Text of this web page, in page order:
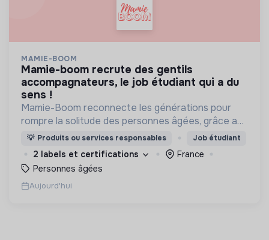
MAMIE-BOOM
mamie-boom recrute des gentils
accompagnateurs, le job étudiant qui a du
sens !
Mamie-Boom reconnecte les générations pour
rompre la solitude des personnes âgées, grâce aux
visites d'étudiants chaque semaine.
💡 Produits ou services responsables Job étudiant
2 labels et certifications
France
Personnes âgées
Aujourd'hui